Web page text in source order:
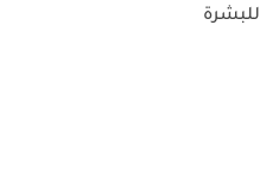
للبشرة